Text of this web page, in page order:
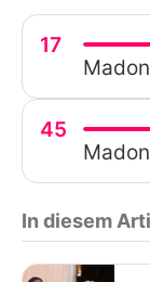
17
45
In diesem